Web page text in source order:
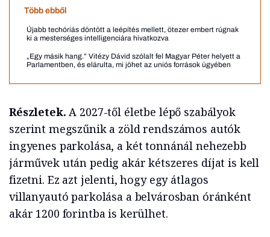
Több ebből
Újabb techóriás döntött a leépítés mellett, ötezer embert rúgnak
ki a mesterséges intelligenciára hivatkozva
„Egy másik hang.” Vitézy Dávid szólalt fel Magyar Péter helyett a
Parlamentben, és elárulta, mi jöhet az uniós források ügyében
Részletek. A 2027-től életbe lépő szabályok
szerint megszűnik a zöld rendszámos autók
ingyenes parkolása, a két tonnánál nehezebb
járművek után pedig akár kétszeres díjat is kell
fizetni. Ez azt jelenti, hogy egy átlagos
villanyautó parkolása a belvárosban óránként
akár 1200 forintba is kerülhet.